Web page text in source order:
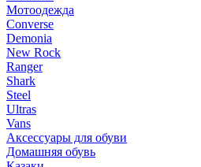
Мотоодежда
Converse
Demonia
New Rock
Ranger
Shark
Steel
Ultras
Vans
Аксессуары для обуви
Домашняя обувь